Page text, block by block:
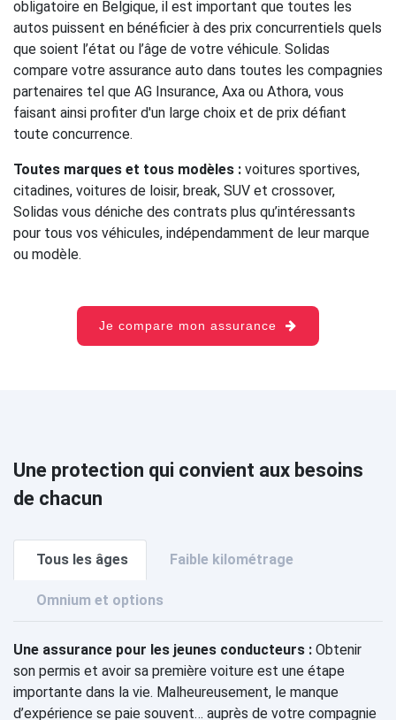
obligatoire en Belgique, il est important que toutes les
autos puissent en bénéficier à des prix concurrentiels quels
que soient l’état ou l’âge de votre véhicule. Solidas
compare votre assurance auto dans toutes les compagnies
partenaires tel que AG Insurance, Axa ou Athora, vous
faisant ainsi profiter d'un large choix et de prix défiant
toute concurrence.
Toutes marques et tous modèles : voitures sportives,
citadines, voitures de loisir, break, SUV et crossover,
Solidas vous déniche des contrats plus qu’intéressants
pour tous vos véhicules, indépendamment de leur marque
ou modèle.
Je compare mon assurance
Une protection qui convient aux besoins
de chacun
Tous les âges Faible kilométrage
Omnium et options
Une assurance pour les jeunes conducteurs : Obtenir
son permis et avoir sa première voiture est une étape
importante dans la vie. Malheureusement, le manque
d’expérience se paie souvent… auprès de votre compagnie